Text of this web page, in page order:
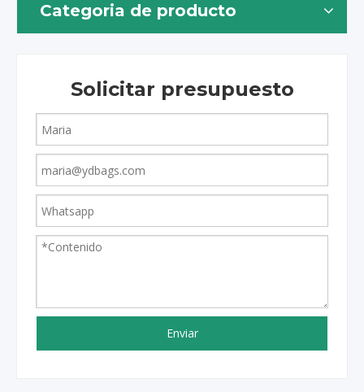
Categoria de producto
Solicitar presupuesto
Enviar